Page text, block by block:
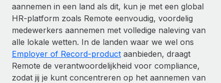
aannemen in een land als dit, kun je met een global
HR-platform zoals Remote eenvoudig, voordelig
medewerkers aannemen met volledige naleving van
alle lokale wetten. In de landen waar we wel ons
Employer of Record-product aanbieden, draagt
Remote de verantwoordelijkheid voor compliance,
zodat jij je kunt concentreren op het aannemen van